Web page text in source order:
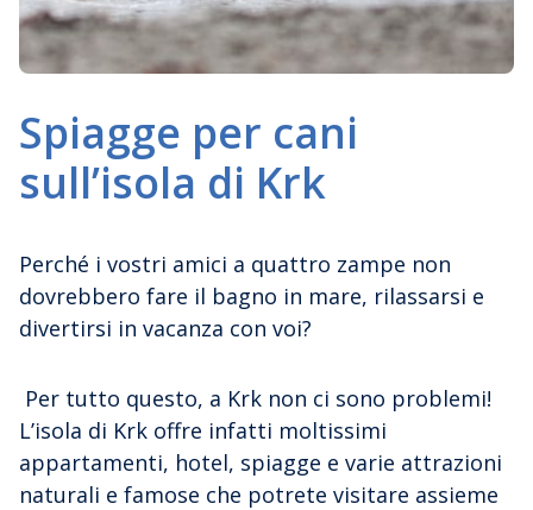
Spiagge per cani
sull’isola di Krk
Perché i vostri amici a quattro zampe non
dovrebbero fare il bagno in mare, rilassarsi e
divertirsi in vacanza con voi?
Per tutto questo, a Krk non ci sono problemi!
L’isola di Krk offre infatti moltissimi
appartamenti, hotel, spiagge e varie attrazioni
naturali e famose che potrete visitare assieme